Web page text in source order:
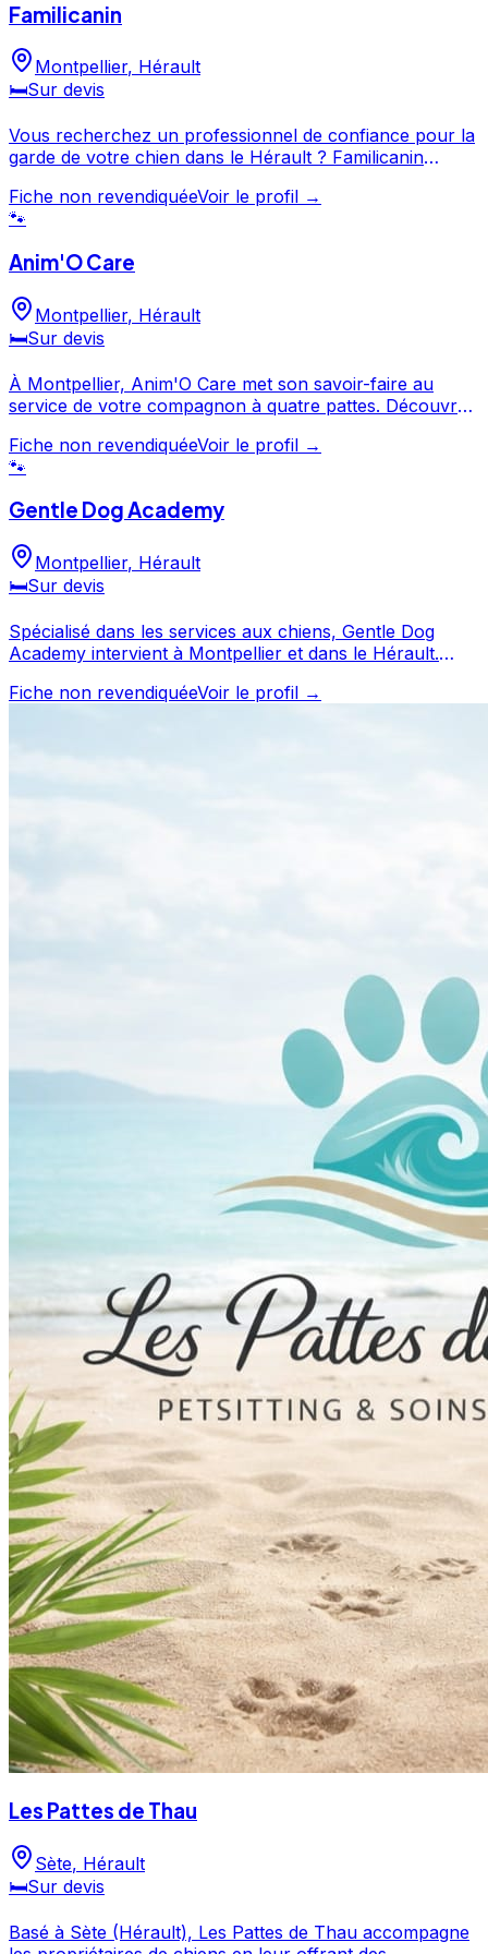
Familicanin
Montpellier, Hérault
🛏️Sur devis
Vous recherchez un professionnel de confiance pour la
garde de votre chien dans le Hérault ? Familicanin
Consultez son profil pour découvrir ses services et le
contacter directement. Familicanin est un professionnel
Fiche non revendiquéeVoir le profil →
🐾
Anim'O Care
Montpellier, Hérault
🛏️Sur devis
À Montpellier, Anim'O Care met son savoir-faire au
service de votre compagnon à quatre pattes. Découvrez
fiche. Anim'O Care est un professionnel du service
canin situé à Montpellier.
Fiche non revendiquéeVoir le profil →
🐾
Gentle Dog Academy
Montpellier, Hérault
🛏️Sur devis
Spécialisé dans les services aux chiens, Gentle Dog
Academy intervient à Montpellier et dans le Hérault.
contacter directement. Gentle Dog Academy est un
Fiche non revendiquéeVoir le profil →
Les Pattes de Thau
Sète, Hérault
🛏️Sur devis
Basé à Sète (Hérault), Les Pattes de Thau accompagne